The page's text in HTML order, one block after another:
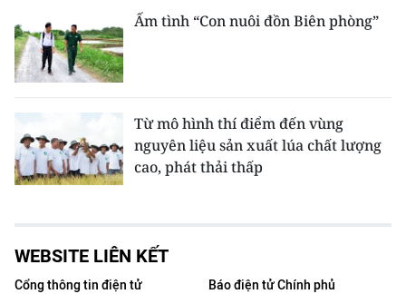
Ấm tình “Con nuôi đồn Biên phòng”
Từ mô hình thí điểm đến vùng
nguyên liệu sản xuất lúa chất lượng
cao, phát thải thấp
WEBSITE LIÊN KẾT
Cổng thông tin điện tử
Báo điện tử Chính phủ